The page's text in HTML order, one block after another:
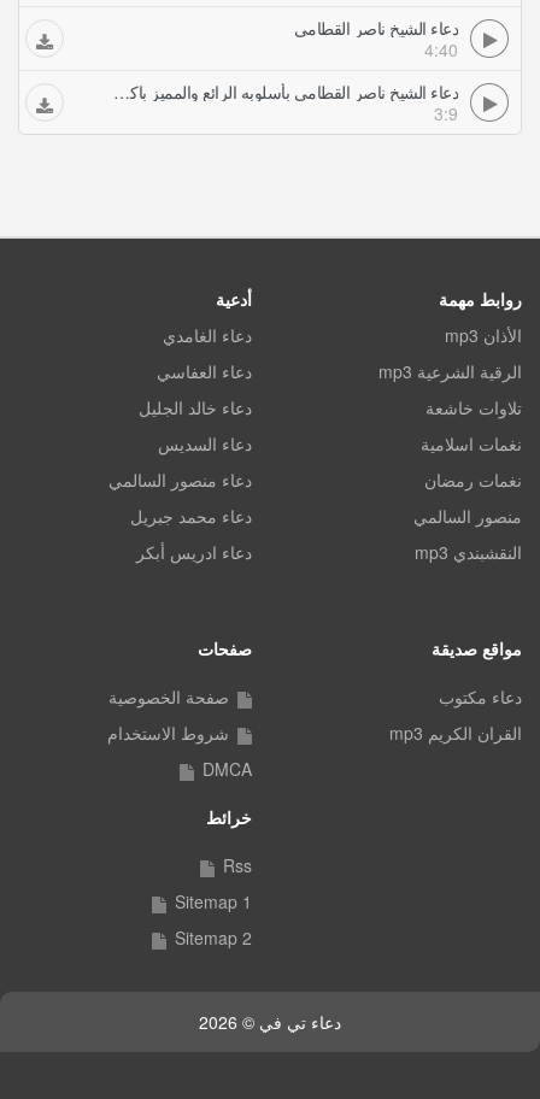
دعاء الشيخ ناصر القطامي
4:40
دعاء الشيخ ناصر القطامي بأسلوبه الرائع والمميز باكي حزين جدا
3:9
روابط مهمة
الأذان mp3
الرقية الشرعية mp3
تلاوات خاشعة
نغمات اسلامية
نغمات رمضان
منصور السالمي
النقشبندي mp3
أدعية
دعاء الغامدي
دعاء العفاسي
دعاء خالد الجليل
دعاء السديس
دعاء منصور السالمي
دعاء محمد جبريل
دعاء ادريس أبكر
مواقع صديقة
دعاء مكتوب
القران الكريم mp3
صفحات
صفحة الخصوصية
شروط الاستخدام
DMCA
خرائط
Rss
Sitemap 1
Sitemap 2
دعاء تي في © 2026